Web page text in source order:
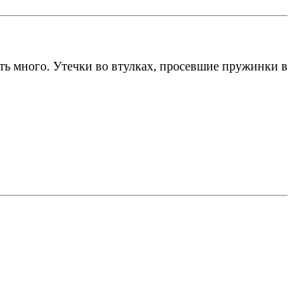
много. Утечки во втулках, просевшие пружинки в